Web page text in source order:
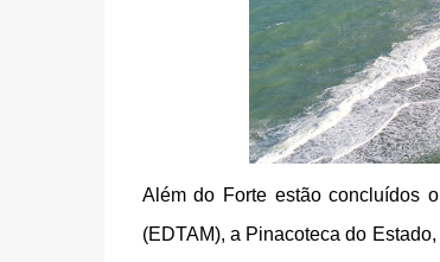
Além do Forte estão concluídos
(EDTAM), a Pinacoteca do